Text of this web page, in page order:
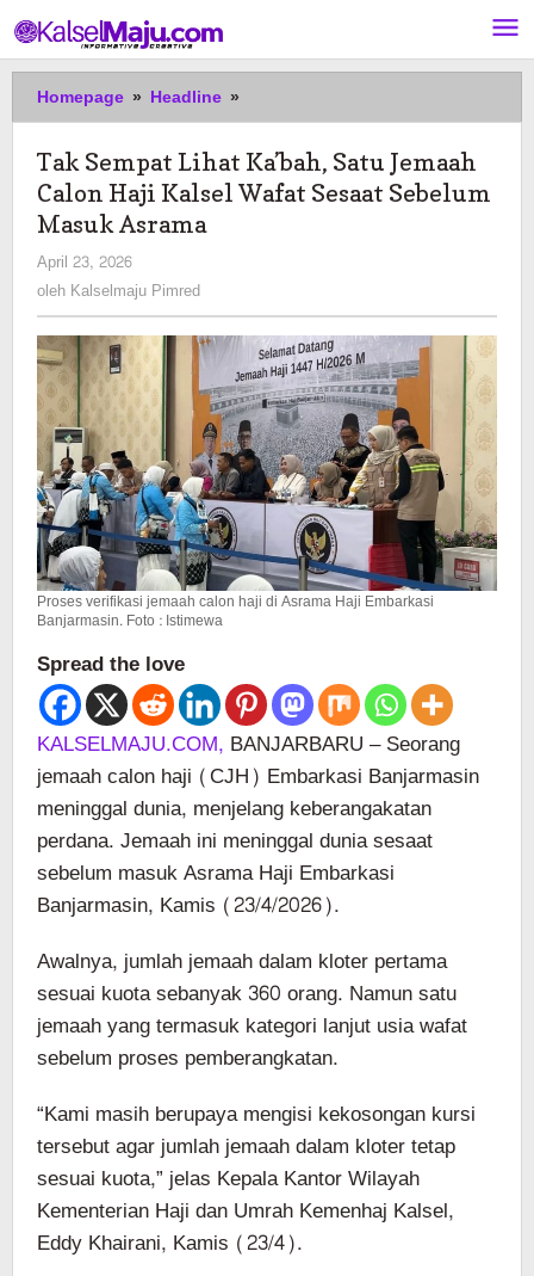
ke
konten
Homepage » Headline »
Sempat
Lihat
Ka’bah,
Satu
Wafat
Sesaat
Sebelum
Masuk
Asrama
Tak Sempat Lihat Ka’bah, Satu Jemaah
Calon Haji Kalsel Wafat Sesaat Sebelum
Masuk Asrama
April 23, 2026
Kalselmaju
Pimred
oleh Kalselmaju Pimred
Proses verifikasi jemaah calon haji di Asrama Haji Embarkasi
Banjarmasin. Foto : Istimewa
Spread the love
KALSELMAJU.COM, BANJARBARU – Seorang
jemaah calon haji (CJH) Embarkasi Banjarmasin
meninggal dunia, menjelang keberangakatan
perdana. Jemaah ini meninggal dunia sesaat
sebelum masuk Asrama Haji Embarkasi
Banjarmasin, Kamis (23/4/2026).
Awalnya, jumlah jemaah dalam kloter pertama
sesuai kuota sebanyak 360 orang. Namun satu
jemaah yang termasuk kategori lanjut usia wafat
sebelum proses pemberangkatan.
“Kami masih berupaya mengisi kekosongan kursi
tersebut agar jumlah jemaah dalam kloter tetap
sesuai kuota,” jelas Kepala Kantor Wilayah
Kementerian Haji dan Umrah Kemenhaj Kalsel,
Eddy Khairani, Kamis (23/4).